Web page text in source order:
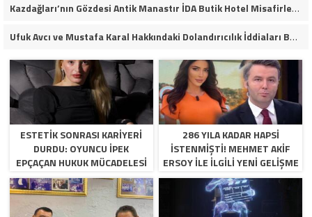
Kazdağları’nın Gözdesi Antik Manastır İDA Butik Hotel Misafirlerinden Tam Not Alıyor
Ufuk Avcı ve Mustafa Karal Hakkındaki Dolandırıcılık İddiaları Büyüyor
ESTETIK SONRASI KARIYERI
DURDU: OYUNCU İPEK
EPÇAÇAN HUKUK MÜCADELESI
VERIYOR
286 YILA KADAR HAPSI
ISTENMIŞTI! MEHMET AKIF
ERSOY ILE ILGILI YENI GELIŞME